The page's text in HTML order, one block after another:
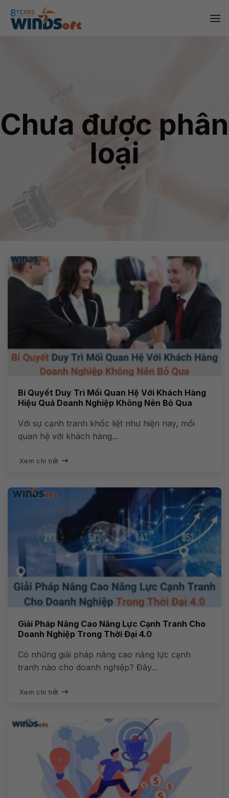
content
Chưa được phân
loại
Bí Quyết Duy Trì Mối Quan Hệ Với Khách Hàng
Hiệu Quả Doanh Nghiệp Không Nên Bỏ Qua
Với sự cạnh tranh khốc liệt như hiện nay, mối
quan hệ với khách hàng...
Xem chi tiết
Giải Pháp Nâng Cao Năng Lực Cạnh Tranh Cho
Doanh Nghiệp Trong Thời Đại 4.0
Có những giải pháp nâng cao năng lực cạnh
tranh nào cho doanh nghiệp? Đây...
Xem chi tiết